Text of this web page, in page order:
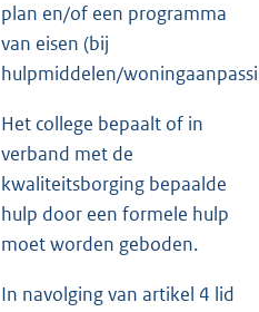
plan en/of een programma
van eisen (bij
hulpmiddelen/
Het college bepaalt of in
verband met de
kwaliteitsborging bepaalde
hulp door een formele hulp
moet worden geboden.
In navolging van artikel 4 lid